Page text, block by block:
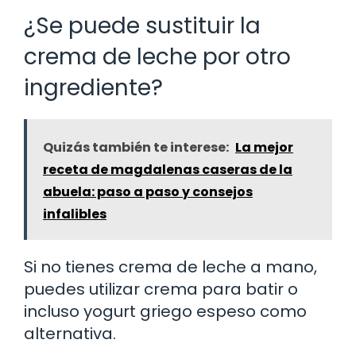
¿Se puede sustituir la
crema de leche por otro
ingrediente?
Quizás también te interese: La mejor
receta de magdalenas caseras de la
abuela: paso a paso y consejos
infalibles
Si no tienes crema de leche a mano,
puedes utilizar crema para batir o
incluso yogurt griego espeso como
alternativa.